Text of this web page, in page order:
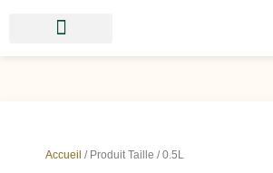
Accueil / Produit Taille / 0.5L